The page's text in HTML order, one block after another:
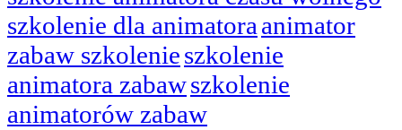
szkolenie dla animatora animator
zabaw szkolenieszkolenie
animatora zabawszkolenie
animatorów zabaw